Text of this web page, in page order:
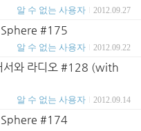
알 수 없는 사용자 2012.09.27
#175
알 수 없는 사용자 2012.09.22
와 라디오 #128 (with
알 수 없는 사용자 2012.09.14
#174